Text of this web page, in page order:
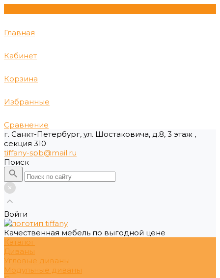
Главная
Кабинет
Корзина
Избранные
Сравнение
г. Санкт-Петербург, ул. Шостаковича, д.8, 3 этаж ,
секция 310
tiffany-spb@mail.ru
Поиск
Войти
Качественная мебель по выгодной цене
Каталог
Диваны
Угловые диваны
Модульные диваны